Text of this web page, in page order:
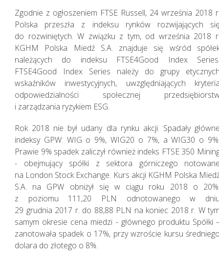
Zgodnie z ogłoszeniem FTSE Russell, 24 września 2018
Polska przeszła z indeksu rynków rozwijających
do rozwiniętych. W związku z tym, od września 2018
KGHM Polska Miedź S.A. znajduje się wśród
należących do indeksu FTSE4Good Index
FTSE4Good Index Series należy do grupy
wskaźników inwestycyjnych, uwzględniających
odpowiedzialności społecznej
i zarządzania ryzykiem ESG.
Rok 2018 nie był udany dla rynku akcji. Spadały
indeksy GPW: WIG o 9%, WIG20 o 7%, a WIG30 o
Prawie 9% spadek zaliczył również indeks FTSE 350
- obejmujący spółki z sektora górniczego
na London Stock Exchange. Kurs akcji KGHM Polska
S.A. na GPW obniżył się w ciągu roku 2018 o
z poziomu 111,20 PLN odnotowanego w
29 grudnia 2017 r. do 88,88 PLN na koniec 2018 r. W
samym okresie cena miedzi - głównego produktu Spółki
zanotowała spadek o 17%, przy wzroście kursu
dolara do złotego o 8%.